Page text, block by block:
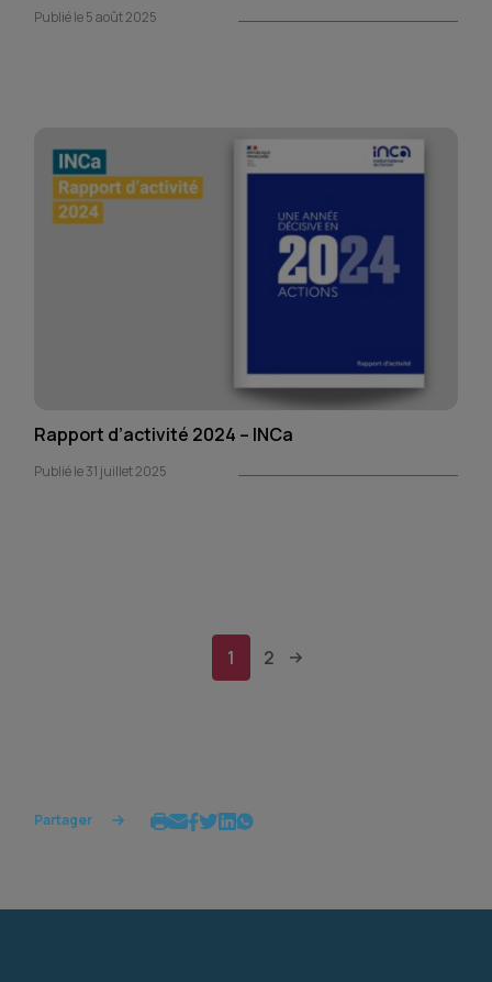
Publié le 5 août 2025
Rapport d’activité 2024 – INCa
Publié le 31 juillet 2025
1 2
Partager